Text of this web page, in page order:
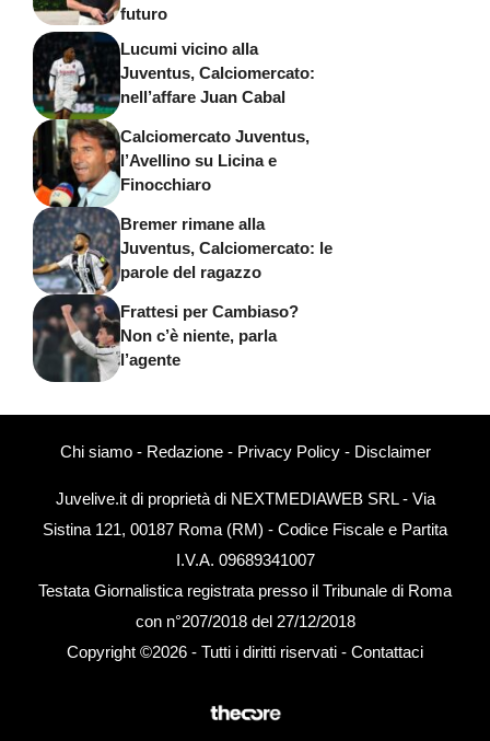
futuro
Lucumi vicino alla
Juventus, Calciomercato:
nell’affare Juan Cabal
Calciomercato Juventus,
l’Avellino su Licina e
Finocchiaro
Bremer rimane alla
Juventus, Calciomercato: le
parole del ragazzo
Frattesi per Cambiaso?
Non c’è niente, parla
l’agente
Chi siamo- Redazione- Privacy Policy- Disclaimer
Juvelive.it di proprietà di NEXTMEDIAWEB SRL - Via
Sistina 121, 00187 Roma (RM) - Codice Fiscale e Partita
I.V.A. 09689341007
Testata Giornalistica registrata presso il Tribunale di Roma
con n°207/2018 del 27/12/2018
Copyright ©2026 - Tutti i diritti riservati - Contattaci